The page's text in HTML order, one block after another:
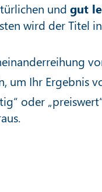
und gut
wird der Titel
um Ihr Ergebnis
oder